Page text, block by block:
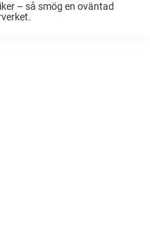
– så smög en oväntad